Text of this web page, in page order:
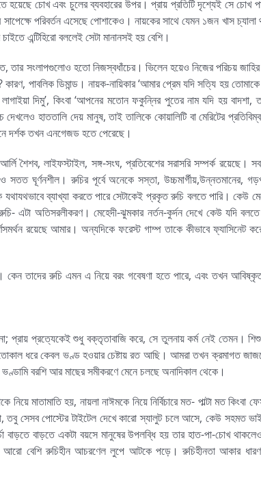
চোখ এবং চুলের ব্যবহারের উপর। প্রায় প্রতিটি দৃশ্যেই সে চোখ
পরিবর্তন এসেছে পোশাকেও। নায়কের সাথে যেমন ১জন খাস চ্যালা
এন্টিহিরো বললেই সেটা মানানসই হয় বেশি।
তার সংলাপগুলোও হতো নিজস্বধাঁচের। ভিলেন হয়েও নিজের পরিচয়
পাবলিক ডিমান্ড। নায়ক-নায়িকার ‘আমার প্রেম যদি সত্যি হয় তোমাকে
দিমু’, কিংবা ‘আপনের মতোন ফকুন্নির পুতের নাম যদি হয় বাদশা,
হাততালি দেয় মানুষ, তাই তালিকে কোয়ালিটি বা মেরিটের
দর্শক তখন এনগেজড হতে পেরেছে।
শৈশব, লাইফস্টাইল, সঙ্গ-সংঘ, প্রতিবেশের সরাসরি সম্পর্ক রয়েছে।
সতত ঘূর্ণনশীল। রুচির পূর্বে অনেকে সস্তা, উচ্চমার্গীয়,উন্নতমানের,
ব্যাখ্যা করতে পারে সেটাকেই প্রকৃত রুচি বলতে পারি। কেউ
এটা অতিসরলীকরণ। মেহেদী-ঝুমকার নর্তন-কুর্দন দেখে কেউ যদি বলতে
রয়েছে আমার। অন্যদিকে ফরেস্ট গাম্প তাকে কীভাবে ফ্যাসিনেট
তাদের রুচি এমন এ নিয়ে বরং গবেষণা হতে পারে, এবং তখন
প্রায় প্রত্যেকেই শুধু বক্তৃতাবাজি করে, সে তুলনায় কর্ম নেই তেমন।
ধরে কেবল ভণ্ড হওয়ার চেষ্টায় রত আছি। আমরা তখন ক্রমাগত
বরশি আর মাছের সমীকরণে মেনে চলছে অনাদিকাল থেকে।
মাতামাতি হয়, নায়লা নাঈমকে নিয়ে নির্বিচারে মত- পাল্টা মত কিংবা
তবু সেসব পোস্টের টাইটেল দেখে কারো স্যালুট চলে আসে, কেউ সহমত
বাড়তে একটা বয়সে মানুষের উপলব্ধি হয় তার হাত-পা-চোখ
বেশি রুচিহীন আচরণেল লুপে আটকে পড়ে। রুচিহীনতা আকার